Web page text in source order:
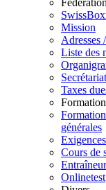
Fédération
Mission
Adresses
Liste des
Secrétariat
Taxes
générales
Cours de
Onlinetest